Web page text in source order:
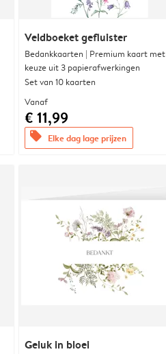
Veldboeket gefluister
Bedankkaarten | Premium kaart met
keuze uit 3 papierafwerkingen
Set van 10 kaarten
Vanaf
€ 11,99
offers Elke dag lage prijzen
Geluk in bloei